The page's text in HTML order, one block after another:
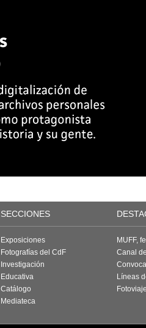
SECCIONES
Exposiciones
Fotografías del CdF
Investigación
Educativa
Catálogo
Mediateca
MUFF,
Canal
Líneas